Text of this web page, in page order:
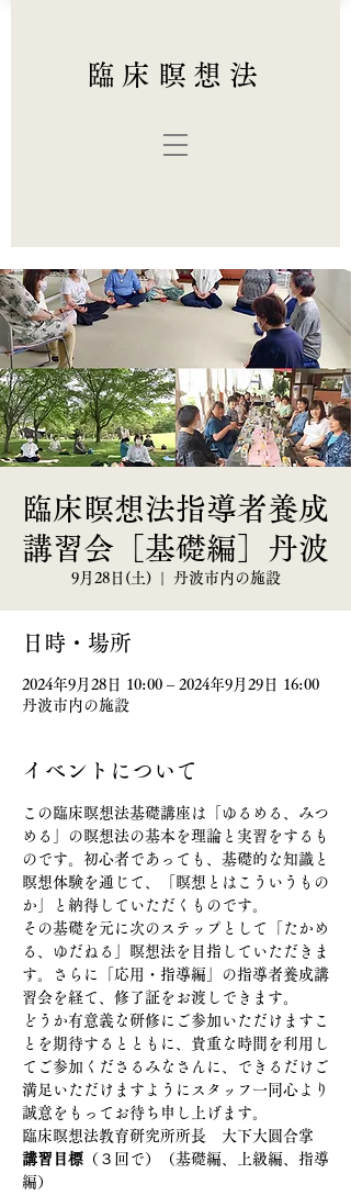
臨床瞑想法
臨床瞑想法指導者養成
講習会［基礎編］丹波
9月28日(土)
  |
丹波市内の施設
日時・場所
2024年9月28日 10:00 – 2024年9月29日 16:00
丹波市内の施設
イベントについて
この臨床瞑想法基礎講座は「ゆるめる、みつ
める」の瞑想法の基本を理論と実習をするも
のです。初心者であっても、基礎的な知識と
瞑想体験を通じて、「瞑想とはこういうもの
か」と納得していただくものです。
その基礎を元に次のステップとして「たかめ
る、ゆだねる」瞑想法を目指していただきま
す。さらに「応用・指導編」の指導者養成講
習会を経て、修了証をお渡しできます。
どうか有意義な研修にご参加いただけますこ
とを期待するとともに、貴重な時間を利用し
てご参加くださるみなさんに、できるだけご
満足いただけますようにスタッフ一同心より
誠意をもってお待ち申し上げます。
臨床瞑想法教育研究所所長　大下大圓合掌
講習目標 （３回で）（基礎編、上級編、指導
編）